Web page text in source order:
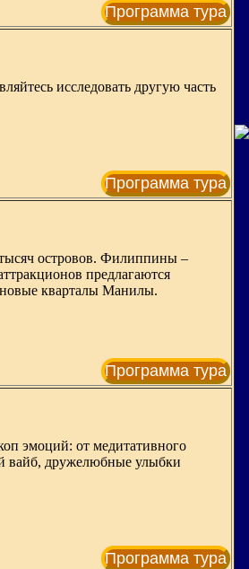
Программа тура
исследовать другую часть
Программа тура
тысяч островов. Филиппины –
предлагаются
кварталы Манилы.
Программа тура
эмоций: от медитативного
вайб, дружелюбные улыбки
Программа тура